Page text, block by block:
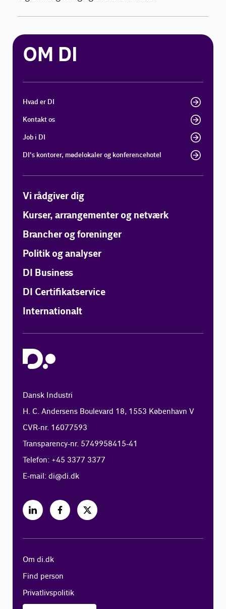
OM DI
Hvad er DI
Kontakt os
Job i DI
DI's kontorer, mødelokaler og konferencehotel
Vi rådgiver dig
Kurser, arrangementer og netværk
Brancher og foreninger
Politik og analyser
DI Business
DI Certifikatservice
Internationalt
Dansk Industri
H. C. Andersens Boulevard 18, 1553 København V
CVR-nr. 16077593
Transparency-nr. 5749958415-41
Telefon: +45 3377 3377
E-mail:di@di.dk
Om di.dk
Find person
Privatlivspolitik